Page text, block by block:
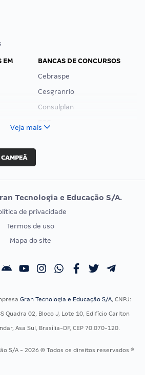
EM
BANCAS DE CONCURSOS
Cebraspe
Cesgranrio
Consulplan
Vunesp
EXAME DE ORDEM
Calendário OAB
Veja mais
Tecnologia e Educação S/A.
de privacidade
Termos de uso
Mapa do site
Gran Tecnologia e Educação S/A, CNPJ:
Quadra 02, Bloco J, Lote 10, Edifício Carlton
Asa Sul, Brasília-DF, CEP 70.070-120.
S/A - 2026 © Todos os direitos reservados ®